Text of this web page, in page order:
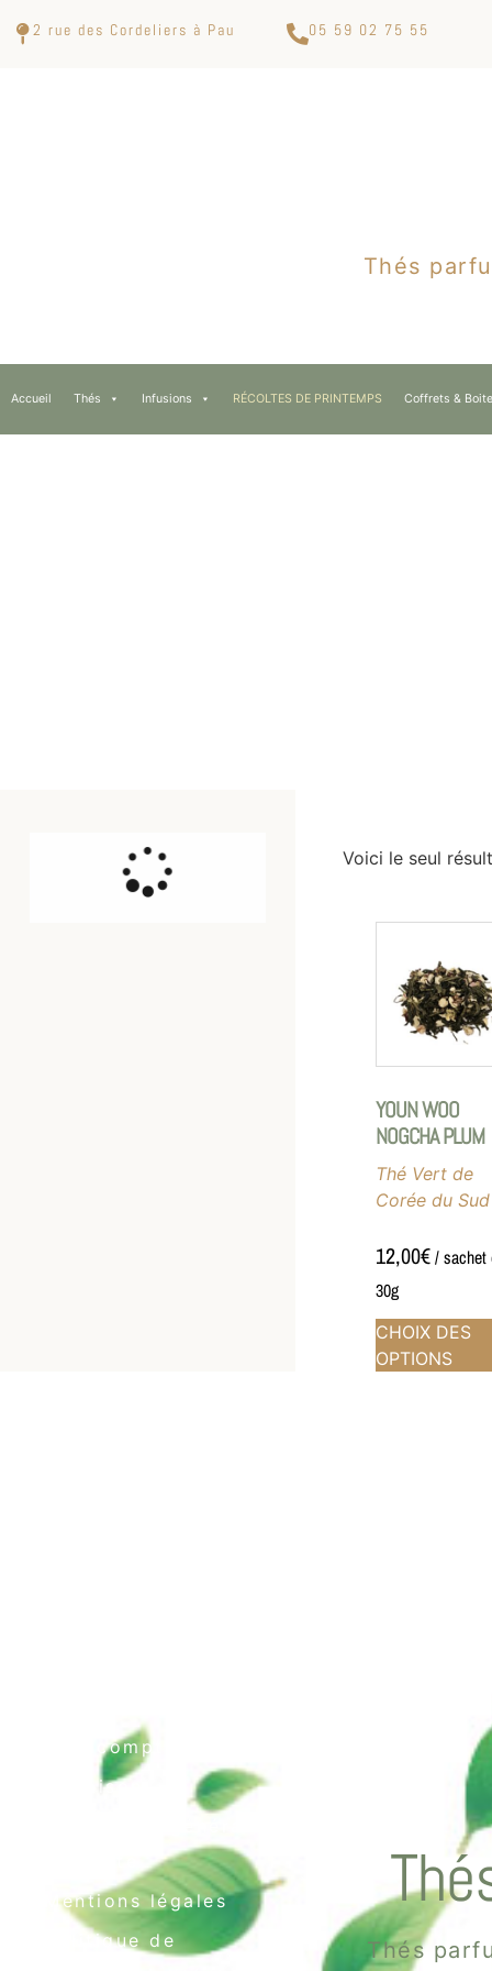
2 rue des Cordeliers à Pau 05 59 02 75 55
Thés
Accueil Thés Infusions RÉCOLTES DE PRINTEMPS Coffrets &
Voici le seul
YOUN WOO
NOGCHA PLUM
Thé Vert de
Corée du Sud
12,00€/ sachet
30g
CHOIX DES
OPTIONS
Mon compte
Livraison
Mentions légales
Politique de
Thés